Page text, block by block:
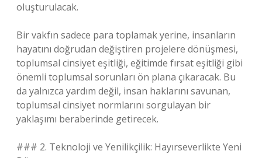
oluşturulacak.
Bir vakfın sadece para toplamak yerine, insanların
hayatını doğrudan değiştiren projelere dönüşmesi,
toplumsal cinsiyet eşitliği, eğitimde fırsat eşitliği gibi
önemli toplumsal sorunları ön plana çıkaracak. Bu
da yalnızca yardım değil, insan haklarını savunan,
toplumsal cinsiyet normlarını sorgulayan bir
yaklaşımı beraberinde getirecek.
### 2. Teknoloji ve Yenilikçilik: Hayırseverlikte Yeni